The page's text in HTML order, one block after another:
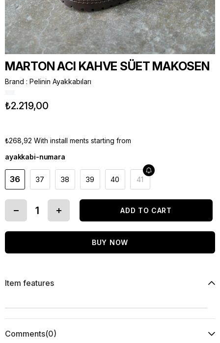
MARTON ACI KAHVE SÜET MAKOSEN
Brand : Pelinin Ayakkabıları
₺2.219,00
₺268,92 With install ments starting from
ayakkabi-numara
36 37 38 39 40 41
Item features
Comments(0)